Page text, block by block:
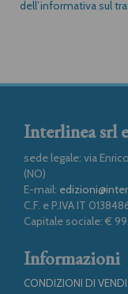
dell’informativa sul
Interlinea srl
sede legale: via
(NO)
E-mail:
C.F. e P.IVA IT
Capitale sociale: €
Informazioni
CONDIZIONI DI